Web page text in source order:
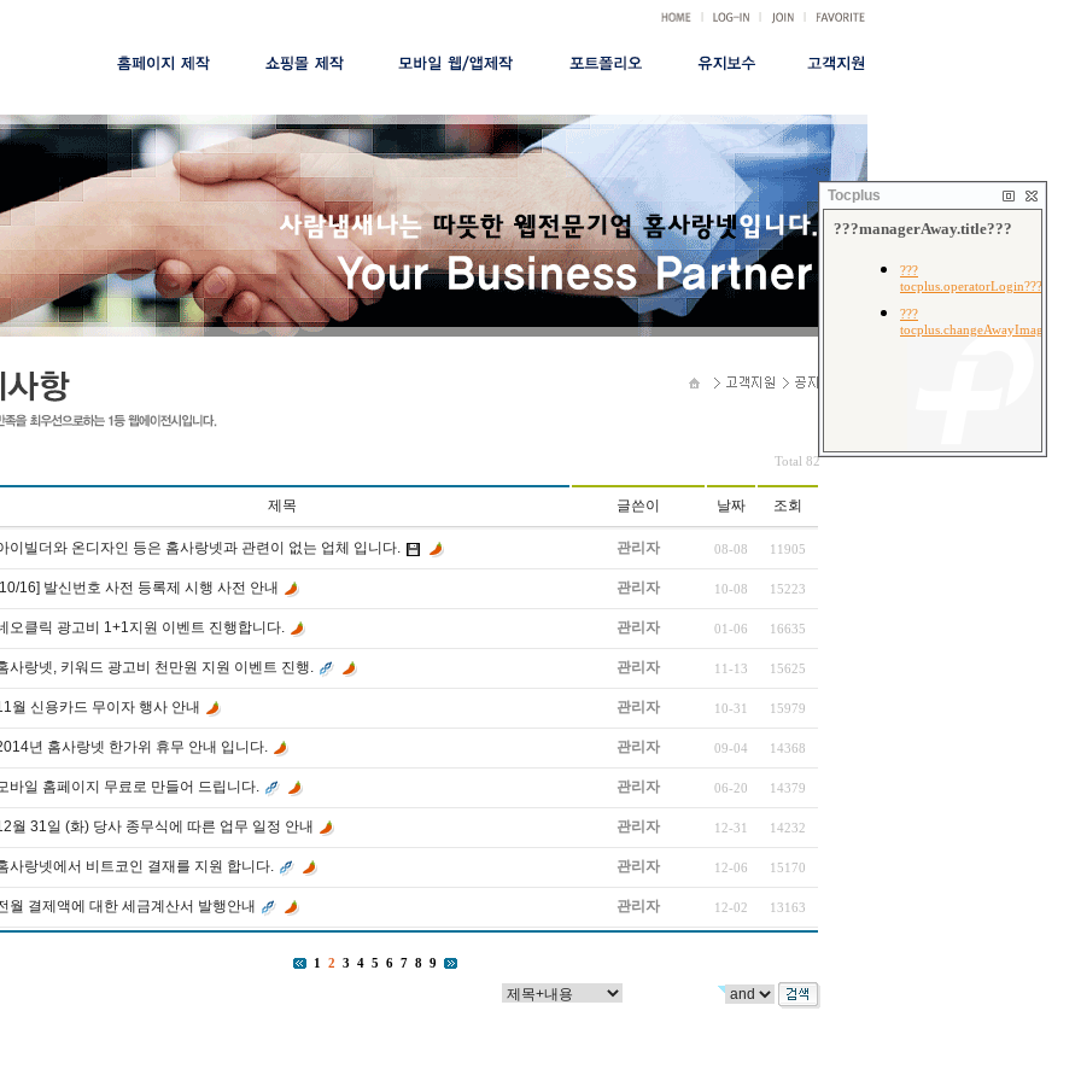
제작가격
맞춤솔루션
제작가격
제작가격
쇼핑몰
시안형
무료형
서비스안내
유지관리비용
건별관리비용
무료광고대행
FAQ
결재안내
Total 82
제목 글쓴이 날짜 조회
이빌더와 온디자인 등은 홈사랑넷과 관련이 없는 업체 입니다. 관리자 08-08 11905
16] 발신번호 사전 등록제 시행 사전 안내 관리자 10-08 15223
오클릭 광고비 1+1지원 이벤트 진행합니다. 관리자 01-06 16635
사랑넷, 키워드 광고비 천만원 지원 이벤트 진행. 관리자 11-13 15625
월 신용카드 무이자 행사 안내 관리자 10-31 15979
년 홈사랑넷 한가위 휴무 안내 입니다. 관리자 09-04 14368
바일 홈페이지 무료로 만들어 드립니다. 관리자 06-20 14379
월 31일 (화) 당사 종무식에 따른 업무 일정 안내 관리자 12-31 14232
사랑넷에서 비트코인 결재를 지원 합니다. 관리자 12-06 15170
월 결제액에 대한 세금계산서 발행안내 관리자 12-02 13163
1 2 3 4 5 6 7 8 9
Tocplus